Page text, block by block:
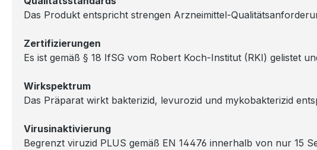
Das Produkt entspricht strengen Arzneimittel-
Zertifizierungen
Es ist gemäß § 18 IfSG vom Robert Koch-Institut (RKI) gelistet
Wirkspektrum
Das Präparat wirkt bakterizid, levurozid und mykobakterizid
Virusinaktivierung
Begrenzt viruzid PLUS gemäß EN 14476 innerhalb von nur 15